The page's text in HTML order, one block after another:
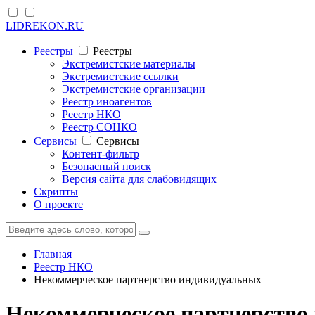
LIDREKON.RU
Реестры
Реестры
Экстремистские материалы
Экстремистские ссылки
Экстремистские организации
Реестр иноагентов
Реестр НКО
Реестр СОНКО
Cервисы
Cервисы
Контент-фильтр
Безопасный поиск
Версия сайта для слабовидящих
Скрипты
О проекте
Главная
Реестр НКО
Некоммерческое партнерство индивидуальных